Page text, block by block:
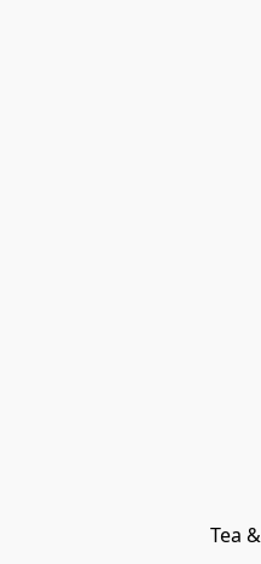
Tea